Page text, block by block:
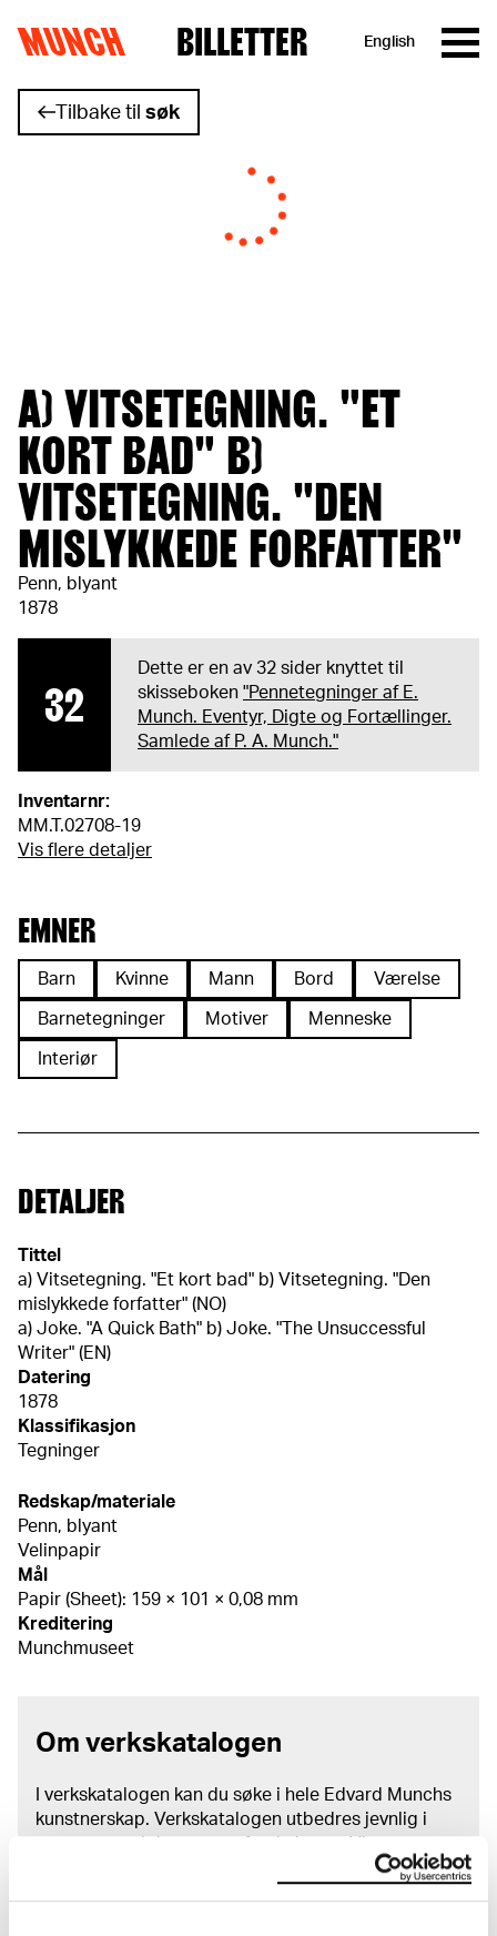
Hopp til innhold
MUNCH BILLETTER English
Tilbake til søk
A) VITSETEGNING. "ET
KORT BAD" B)
VITSETEGNING. "DEN
MISLYKKEDE FORFATTER"
Penn, blyant
1878
32
Dette er en av 32 sider knyttet til
skisseboken "Pennetegninger af E.
Munch. Eventyr, Digte og Fortællinger.
Samlede af P. A. Munch."
Inventarnr:
MM.T.02708-19
Vis flere detaljer
EMNER
Barn Kvinne Mann Bord Værelse
Barnetegninger Motiver Menneske
Interiør
DETALJER
Tittel
a) Vitsetegning. "Et kort bad" b) Vitsetegning. "Den
mislykkede forfatter" (NO)
a) Joke. "A Quick Bath" b) Joke. "The Unsuccessful
Writer" (EN)
Datering
1878
Klassifikasjon
Tegninger
Redskap/materiale
Penn, blyant
Velinpapir
Mål
Papir (Sheet): 159 × 101 × 0,08 mm
Kreditering
Munchmuseet
Om verkskatalogen
I verkskatalogen kan du søke i hele Edvard Munchs
kunstnerskap. Verkskatalogen utbedres jevnlig i